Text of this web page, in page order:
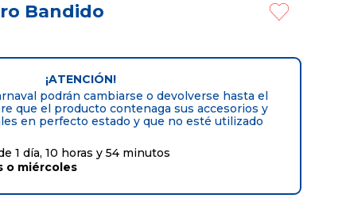
Bandido
¡ATENCIÓN!
podrán cambiarse o devolverse hasta el
que el producto contenaga sus accesorios y
en perfecto estado y que no esté utilizado
1 día, 10 horas y 54 minutos
o miércoles